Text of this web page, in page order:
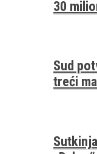
30
Sud
treći